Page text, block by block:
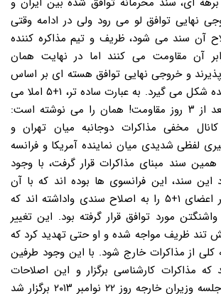
نهایی توافق لو می رود ولی در ادامه وقتی
آن سند می شود، ظریف و تیم مذاکره کننده
در برابر آن مقاومت می کنند اما در نهایت همان
و خروجی نهایی توافق هسته ای بر اساس
همان سند اصلاح شده شکل می گیرد. به عبارت ساده تر، ۱+۵ املا می
گفته و تیم ایرانی بعد از ۳ روز مقاومت! همان را می نوشته است:
مخفی مذاکرات دوجانبه میان تهران و
لفظی شدیدی میان نماینده آمریکا و فرانسه
همین سند مبنای مذاکرات قرار گرفت، با وجود
این سند، این فرانسوی ها بوده اند که با آن
مخالفت کرده و دیگر اعضای ۱+۵ را به اصلاح سندی واداشته اند که
مورد توافق قرار گرفته بود. این تغییر
تند ظریف مواجه شده و او حتی تهدید کرد که
از مذاکرات خارج شود. با این وجود طرفین
که مذاکرات کارشناسی برگزار و این اصلاحات
بررسی شوند. نهایتا جلسه وزیران خارجه روز ۲۲ نوامبر ۲۰۱۳ برگزار شد